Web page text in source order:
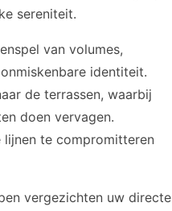
sereniteit.
van volumes,
identiteit.
de terrassen, waarbij
doen vervagen.
te compromitteren
vergezichten uw directe